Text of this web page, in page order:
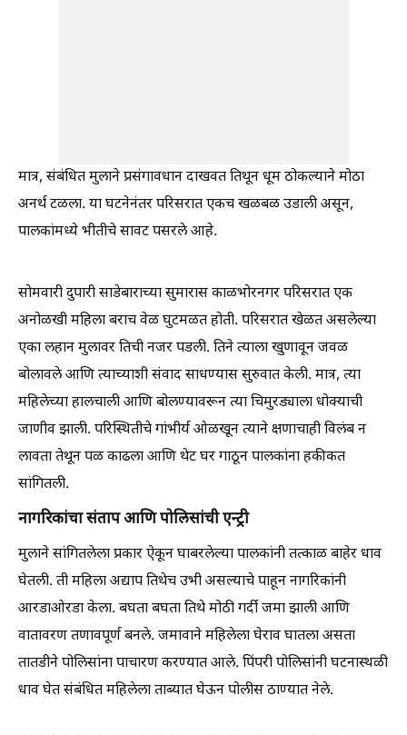
मात्र, संबंधित मुलाने प्रसंगावधान दाखवत तिथून धूम ठोकल्याने मोठा
अनर्थ टळला. या घटनेनंतर परिसरात एकच खळबळ उडाली असून,
पालकांमध्ये भीतीचे सावट पसरले आहे.
सोमवारी दुपारी साडेबाराच्या सुमारास काळभोरनगर परिसरात एक
अनोळखी महिला बराच वेळ घुटमळत होती. परिसरात खेळत असलेल्या
एका लहान मुलावर तिची नजर पडली. तिने त्याला खुणावून जवळ
बोलावले आणि त्याच्याशी संवाद साधण्यास सुरुवात केली. मात्र, त्या
महिलेच्या हालचाली आणि बोलण्यावरून त्या चिमुरड्याला धोक्याची
जाणीव झाली. परिस्थितीचे गांभीर्य ओळखून त्याने क्षणाचाही विलंब न
लावता तेथून पळ काढला आणि थेट घर गाठून पालकांना हकीकत
सांगितली.
​नागरिकांचा संताप आणि पोलिसांची एन्ट्री
मुलाने सांगितलेला प्रकार ऐकून घाबरलेल्या पालकांनी तत्काळ बाहेर धाव
घेतली. ती महिला अद्याप तिथेच उभी असल्याचे पाहून नागरिकांनी
आरडाओरडा केला. बघता बघता तिथे मोठी गर्दी जमा झाली आणि
वातावरण तणावपूर्ण बनले. जमावाने महिलेला घेराव घातला असता
तातडीने पोलिसांना पाचारण करण्यात आले. पिंपरी पोलिसांनी घटनास्थळी
धाव घेत संबंधित महिलेला ताब्यात घेऊन पोलीस ठाण्यात नेले.